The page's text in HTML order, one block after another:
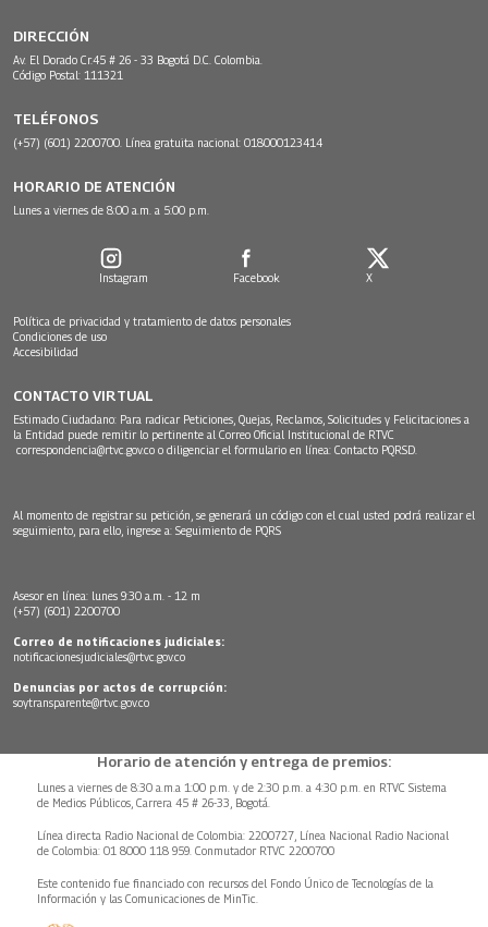
DIRECCIÓN
Av. El Dorado Cr.45 # 26 - 33 Bogotá D.C. Colombia.
Código Postal: 111321
TELÉFONOS
(+57) (601) 2200700. Línea gratuita nacional: 018000123414
HORARIO DE ATENCIÓN
Lunes a viernes de 8:00 a.m. a 5:00 p.m.
Instagram Facebook X
Política de privacidad y tratamiento de datos personales
Condiciones de uso
Accesibilidad
CONTACTO VIRTUAL
Estimado Ciudadano: Para radicar Peticiones, Quejas, Reclamos, Solicitudes y Felicitaciones a
la Entidad puede remitir lo pertinente al Correo Oficial Institucional de RTVC
correspondencia@rtvc.gov.co o diligenciar el formulario en línea: Contacto PQRSD.
Al momento de registrar su petición, se generará un código con el cual usted podrá realizar el
seguimiento, para ello, ingrese a: Seguimiento de PQRS
Asesor en línea: lunes 9:30 a.m. - 12 m
(+57) (601) 2200700
Correo de notificaciones judiciales:
notificacionesjudiciales@rtvc.gov.co
Denuncias por actos de corrupción:
soytransparente@rtvc.gov.co
Horario de atención y entrega de premios:
Lunes a viernes de 8:30 a.m.a 1:00 p.m. y de 2:30 p.m. a 4:30 p.m. en RTVC Sistema
de Medios Públicos, Carrera 45 # 26-33, Bogotá.
Línea directa Radio Nacional de Colombia: 2200727, Línea Nacional Radio Nacional
de Colombia: 01 8000 118 959. Conmutador RTVC 2200700
Este contenido fue financiado con recursos del Fondo Único de Tecnologías de la
Información y las Comunicaciones de MinTic.